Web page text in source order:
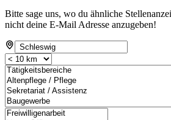
Bitte sage uns, wo du ähnliche
nicht deine E-Mail Adresse anzugeben!